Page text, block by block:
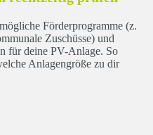
Förderprogramme (z.
Zuschüsse) und
für deine PV-Anlage. So
Anlagengröße zu dir